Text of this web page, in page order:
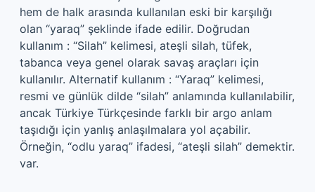
hem de halk arasında kullanılan eski bir karşılığı
olan “yaraq” şeklinde ifade edilir. Doğrudan
kullanım : “Silah” kelimesi, ateşli silah, tüfek,
tabanca veya genel olarak savaş araçları için
kullanılır. Alternatif kullanım : “Yaraq” kelimesi,
resmi ve günlük dilde “silah” anlamında kullanılabilir,
ancak Türkiye Türkçesinde farklı bir argo anlam
taşıdığı için yanlış anlaşılmalara yol açabilir.
Örneğin, “odlu yaraq” ifadesi, “ateşli silah” demektir.
var.